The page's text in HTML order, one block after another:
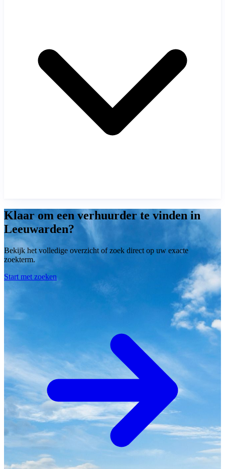
Klaar om een verhuurder te vinden in
Leeuwarden?
Bekijk het volledige overzicht of zoek direct op uw exacte
zoekterm.
Start met zoeken